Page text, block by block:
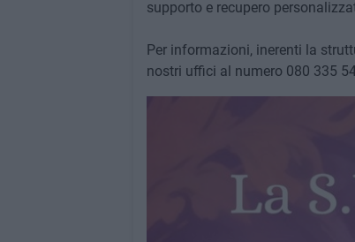
supporto e recupero
Per informazioni, inerenti la
nostri uffici al numero 080 335